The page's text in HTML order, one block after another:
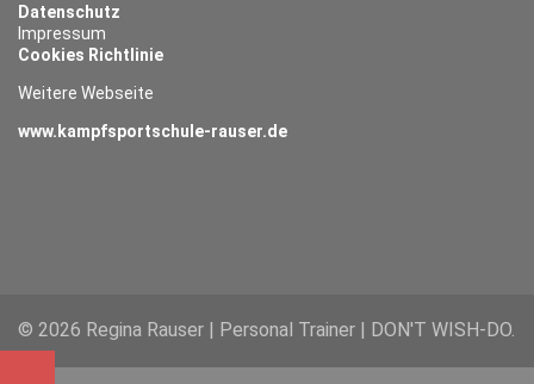
Datenschutz
Impressum
Cookies Richtlinie
Weitere Webseite
www.kampfsportschule-rauser.de
© 2026 Regina Rauser | Personal Trainer | DON'T WISH-DO.